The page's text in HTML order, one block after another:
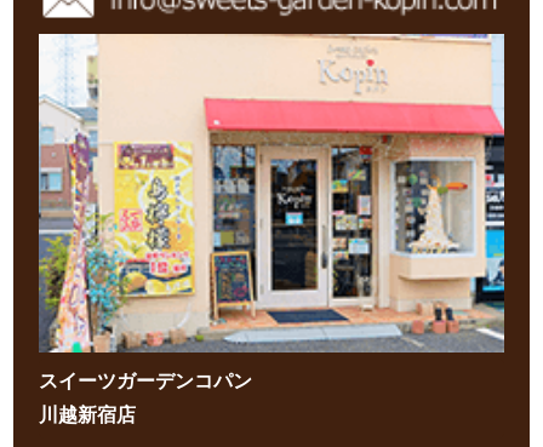
スイーツガーデンコパン
川越新宿店